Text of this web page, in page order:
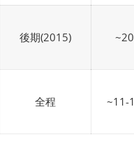
後期(2015) ~20
全程 ~11-